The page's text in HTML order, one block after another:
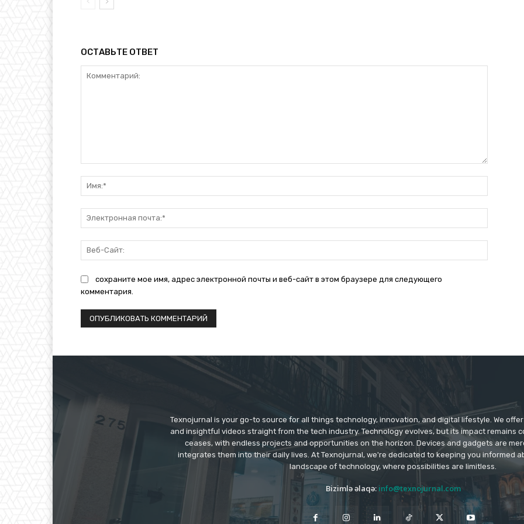
ОСТАВЬТЕ ОТВЕТ
почта:*
Сайт:
сохраните мое имя, адрес электронной почты и веб-сайт в этом браузере для следующего
комментария.
Texnojurnal is your go-to source for all things technology, innovation, and digital lifestyle. We
and insightful videos straight from the tech industry. Technology evolves, but its impact remains
ceases, with endless projects and opportunities on the horizon. Devices and gadgets are
integrates them into their daily lives. At Texnojurnal, we're dedicated to keeping you informed
landscape of technology, where possibilities are limitless.
Bizimlə əlaqə: info@texnojurnal.com